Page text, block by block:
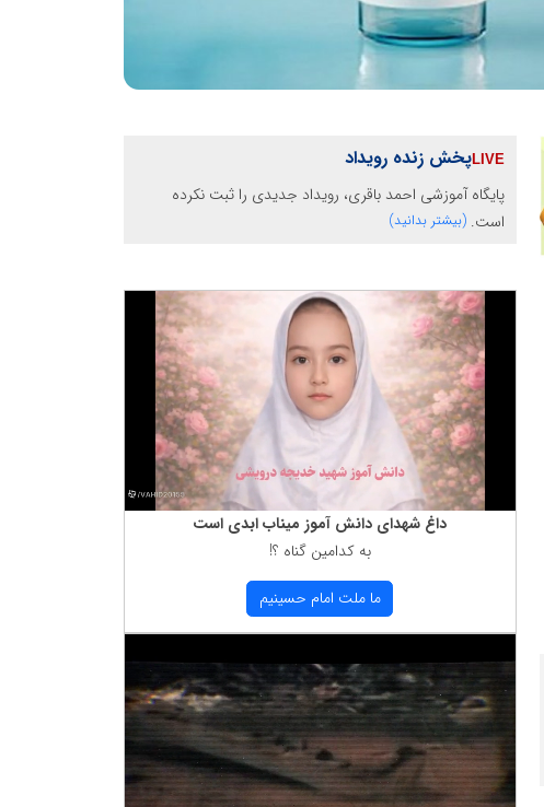
پخش زنده رویداد
پایگاه آموزشی احمد باقری، رویداد جدیدی را ثبت نکرده
است. (بیشتر بدانید)
داغ شهدای دانش آموز میناب ابدی است
به كدامین گناه ؟!
ما ملت امام حسینیم